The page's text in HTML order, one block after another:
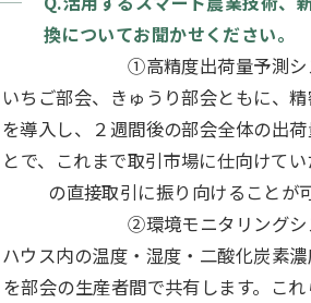
換についてお聞かせください。
①高精度出荷量予測シ
いちご部会、きゅうり部会ともに、
を導入し、２週間後の部会全体の出
とで、これまで取引市場に仕向けて
の直接取引に振り向けることが
②環境モニタリングシ
ハウス内の温度・湿度・二酸化炭素
を部会の生産者間で共有します。これ